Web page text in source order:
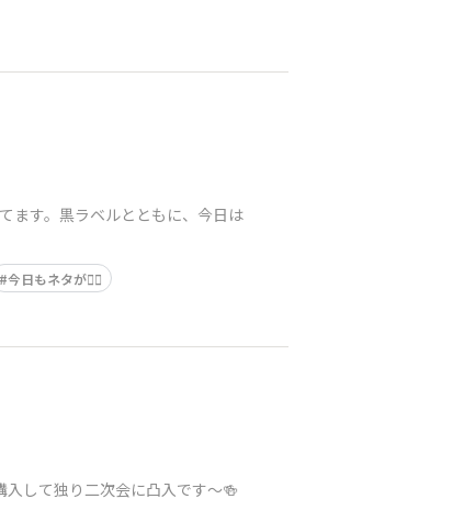
ます。黒ラベルとともに、今日は
今日もネタが😮‍💨
して独り二次会に凸入です〜🍻